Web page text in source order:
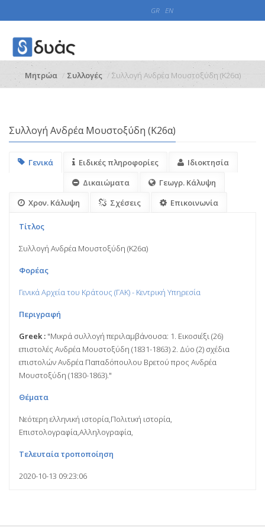
GR EN
Μητρώα Συλλογές Συλλογή Ανδρέα Μουστοξύδη (Κ26α)
Συλλογή Ανδρέα Μουστοξύδη (Κ26α)
Γενικά Ειδικές πληροφορίες
Ιδιοκτησία
Δικαιώματα
Γεωγρ. Κάλυψη
Χρον. Κάλυψη
Σχέσεις Επικοινωνία
Τίτλος
Συλλογή Ανδρέα Μουστοξύδη (Κ26α)
Φορέας
Γενικά Αρχεία του Κράτους (ΓΑΚ) - Κεντρική Υπηρεσία
Περιγραφή
Greek : "Μικρά συλλογή περιλαμβάνουσα: 1. Εικοσιέξι (26)
επιστολές Ανδρέα Μουστοξύδη (1831-1863) 2. Δύο (2) σχέδια
επιστολών Ανδρέα Παπαδόπουλου Βρετού προς Ανδρέα
Μουστοξύδη (1830-1863)."
Θέματα
Νεότερη ελληνική ιστορία,Πολιτική ιστορία,
Επιστολογραφία,Αλληλογραφία,
Τελευταία τροποποίηση
2020-10-13 09:23:06